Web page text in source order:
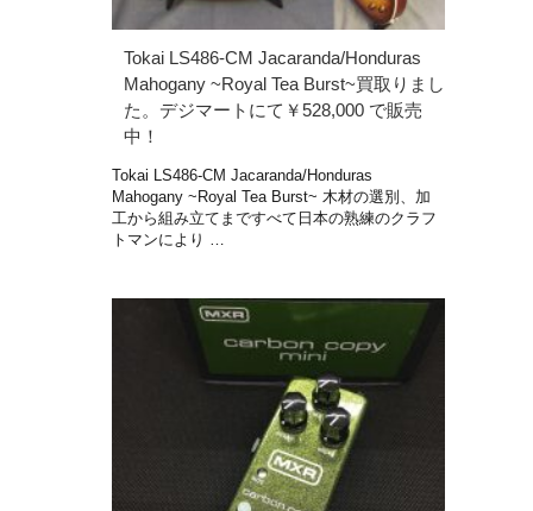
Tokai LS486-CM Jacaranda/Honduras
Mahogany ~Royal Tea Burst~買取りまし
た。デジマートにて￥528,000 で販売
中！
Tokai LS486-CM Jacaranda/Honduras
Mahogany ~Royal Tea Burst~ 木材の選別、加
工から組み立てまですべて日本の熟練のクラフ
トマンにより …